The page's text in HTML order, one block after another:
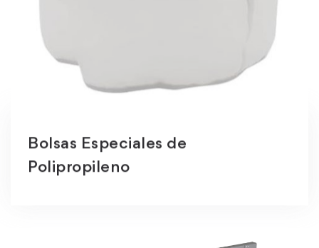
Bolsas Especiales de
Polipropileno